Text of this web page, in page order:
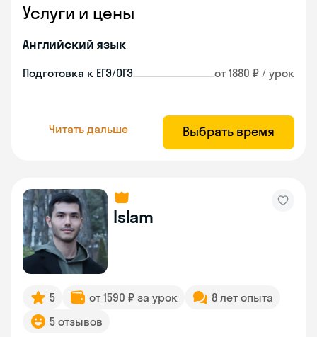
Услуги и цены
Английский язык
Подготовка к ЕГЭ/ОГЭ от 1880 ₽ / урок
Читать дальше Выбрать время
Islam
5 от 1590 ₽ за урок
8 лет опыта
5 отзывов